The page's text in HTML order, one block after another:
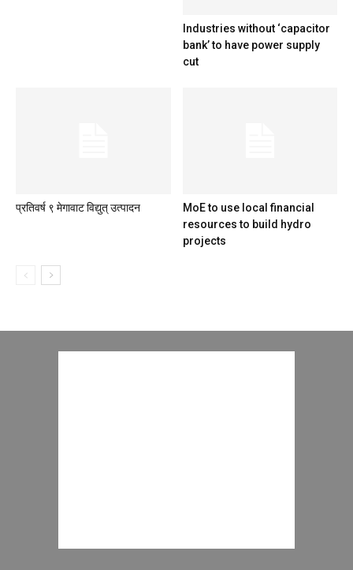
Industries without ‘capacitor
bank’ to have power supply
cut
प्रतिवर्ष ९ मेगावाट विद्युत् उत्पादन
MoE to use local financial
resources to build hydro
projects